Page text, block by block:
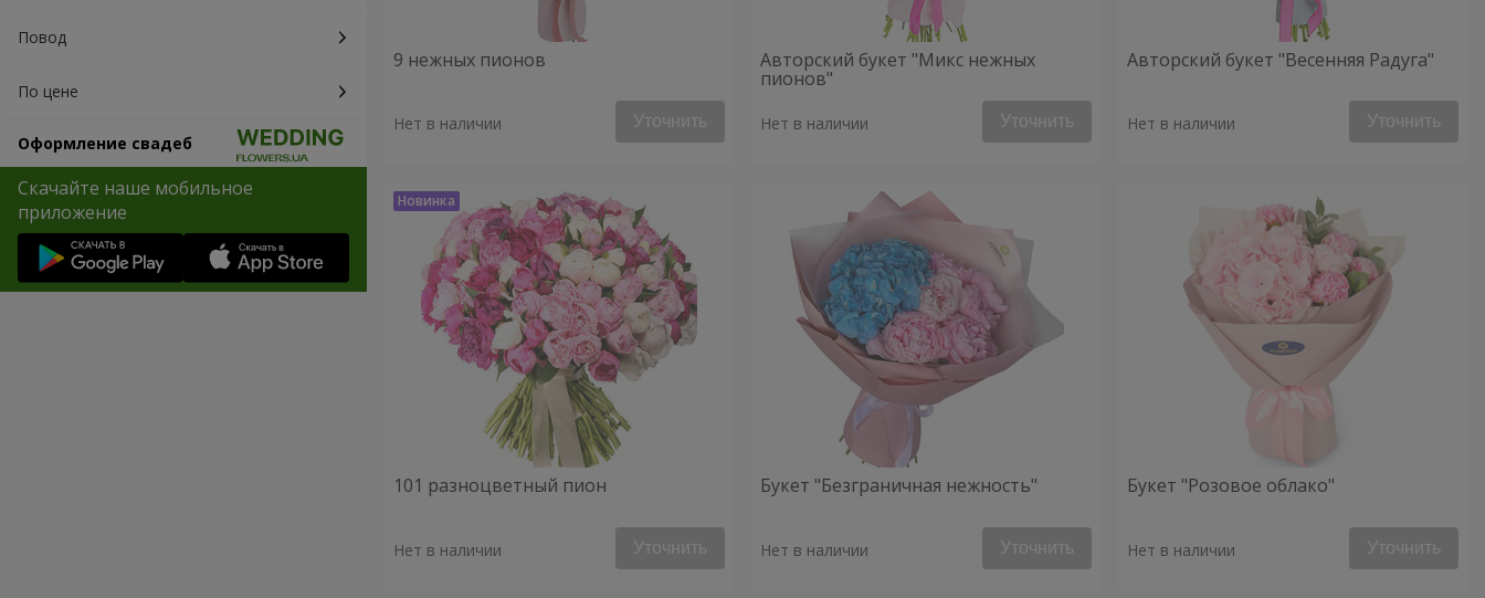
Повод
По цене
Оформление свадеб
Скачайте наше мобильное
приложение
9 нежных пионов
Нет в наличии Уточнить
Авторский букет "Микс нежных
пионов"
Нет в наличии Уточнить
Авторский букет "Весенняя Радуга"
Нет в наличии Уточнить
101 разноцветный пион
Нет в наличии Уточнить
Букет "Безграничная нежность"
Нет в наличии Уточнить
Букет "Розовое облако"
Нет в наличии Уточнить